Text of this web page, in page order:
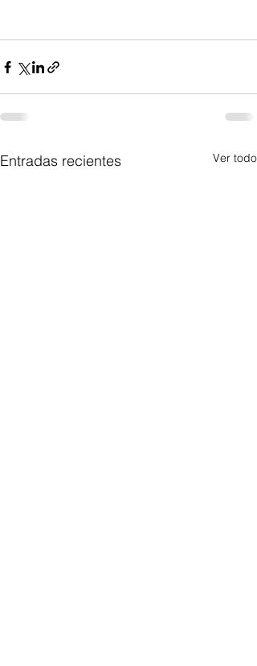
Entradas recientes Ver todo